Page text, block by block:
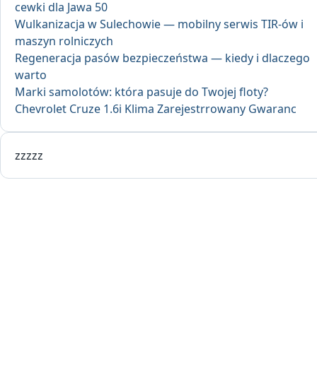
cewki dla Jawa 50
Wulkanizacja w Sulechowie — mobilny serwis TIR-ów i
maszyn rolniczych
Regeneracja pasów bezpieczeństwa — kiedy i dlaczego
warto
Marki samolotów: która pasuje do Twojej floty?
Chevrolet Cruze 1.6i Klima Zarejestrrowany Gwaranc
zzzzz